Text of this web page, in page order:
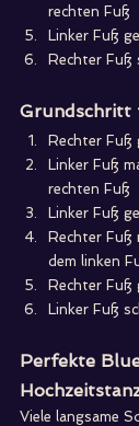
rechten Fuß
Linker Fuß
Rechter Fuß
Grundschritt
Rechter
Linker Fuß
rechten Fuß
Linker Fuß
Rechter Fuß
dem linken
Rechter
Linker Fuß
Perfekte
Viele langsame